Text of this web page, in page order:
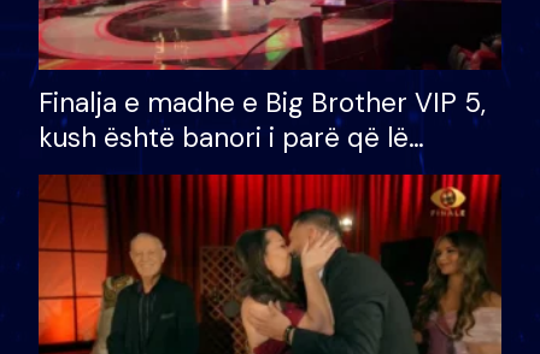
Finalja e madhe e Big Brother VIP 5,
kush është banori i parë që lë
shtëpinë dhe humb mundësinë për
të fituar çmimin e madh